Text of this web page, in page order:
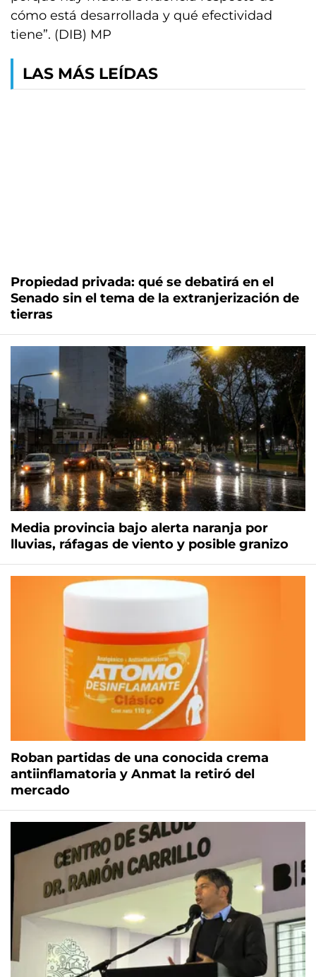
cómo está desarrollada y qué efectividad
tiene”. (DIB) MP
LAS MÁS LEÍDAS
Propiedad privada: qué se debatirá en el
Senado sin el tema de la extranjerización de
tierras
Media provincia bajo alerta naranja por
lluvias, ráfagas de viento y posible granizo
Roban partidas de una conocida crema
antiinflamatoria y Anmat la retiró del
mercado